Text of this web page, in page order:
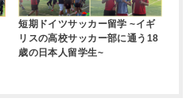
短期ドイツサッカー留学 ~イギ
リスの高校サッカー部に通う18
歳の日本人留学生~